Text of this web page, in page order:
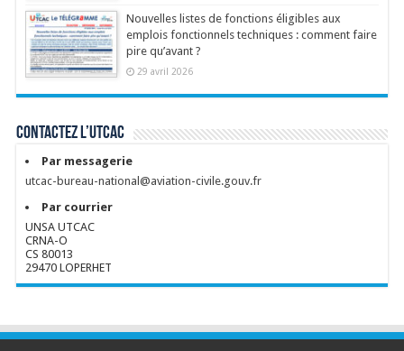
Nouvelles listes de fonctions éligibles aux
emplois fonctionnels techniques : comment faire
pire qu’avant ?
29 avril 2026
Contactez l’UTCAC
Par messagerie
utcac-bureau-national@aviation-civile.gouv.fr
Par courrier
UNSA UTCAC
CRNA-O
CS 80013
29470 LOPERHET